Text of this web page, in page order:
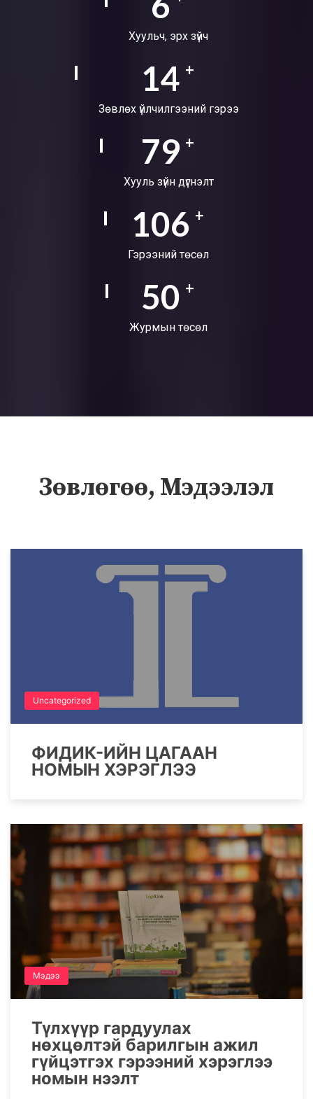
Хуульч, эрх зүйч
18 +
Зөвлөх үйлчилгээний гэрээ
103
Хууль зүйн дүгнэлт
138 +
Гэрээний төсөл
66 +
Журмын төсөл
Зөвлөгөө, Мэдээлэл
Uncategorized
ФИДИК-ИЙН ЦАГААН
НОМЫН ХЭРЭГЛЭЭ
Мэдээ
Түлхүүр гардуулах
нөхцөлтэй барилгын ажил
гүйцэтгэх гэрээний хэрэглээ
номын нээлт